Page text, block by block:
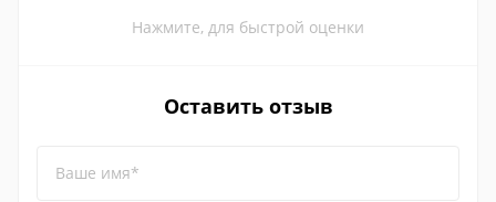
Нажмите, для быстрой оценки
Оставить отзыв
Ваше имя*